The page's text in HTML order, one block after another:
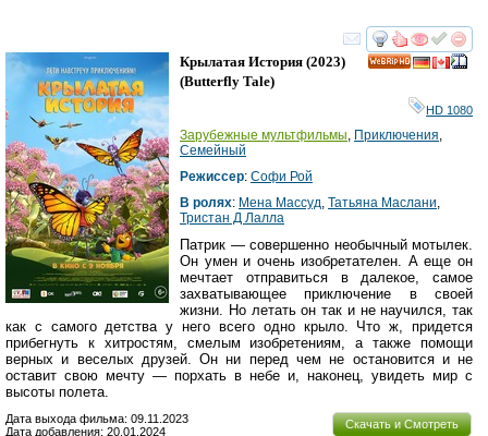
смотреть
Крылатая История (2023)
(Butterfly Tale)
HD 1080
Зарубежные мультфильмы, Приключения,
Семейный
Режиссер: Софи Рой
В ролях: Мена Массуд, Татьяна Маслани,
Тристан Д Лалла
Патрик — совершенно необычный мотылек.
Он умен и очень изобретателен. А еще он
мечтает отправиться в далекое, самое
захватывающее приключение в своей
жизни. Но летать он так и не научился, так
как с самого детства у него всего одно крыло. Что ж, придется
прибегнуть к хитростям, смелым изобретениям, а также помощи
верных и веселых друзей. Он ни перед чем не остановится и не
оставит свою мечту — порхать в небе и, наконец, увидеть мир с
высоты полета.
Скачать и Смотреть
Дата выхода фильма: 09.11.2023
Дата добавления: 20.01.2024